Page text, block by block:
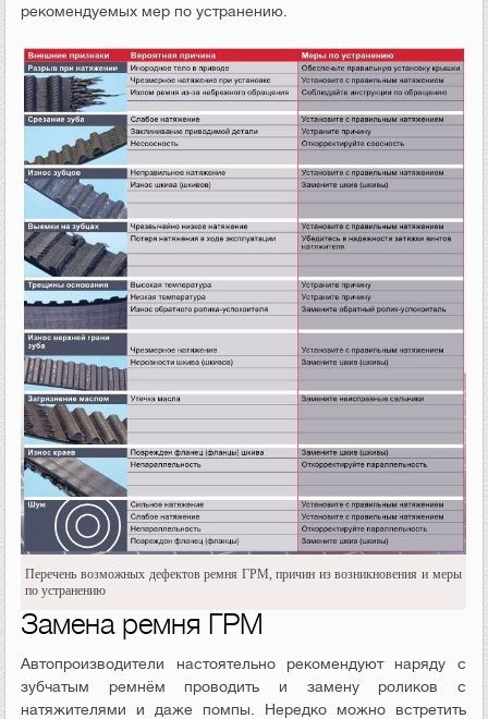
рекомендуемых мер по устранению.
Перечень возможных дефектов ремня ГРМ, причин из возникновения и меры
по устранению
Замена ремня ГРМ
Автопроизводители настоятельно рекомендуют наряду с
зубчатым ремнём проводить и замену роликов с
натяжителями и даже помпы. Нередко можно встретить